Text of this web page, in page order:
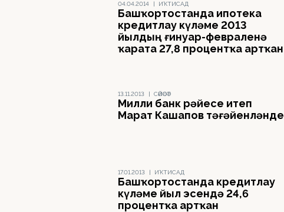
04.04.2014 | ИҠТИСАД
Башҡортостанда ипотека
кредитлау күләме 2013
йылдың ғинуар-февраленә
ҡарата 27,8 процентҡа артҡан
13.11.2013 | СӘЙӘСӘТ
Милли банк рәйесе итеп
Марат Кашапов тәғәйенләнде
17.01.2013 | ИҠТИСАД
Башҡортостанда кредитлау
күләме йыл эсендә 24,6
процентҡа артҡан